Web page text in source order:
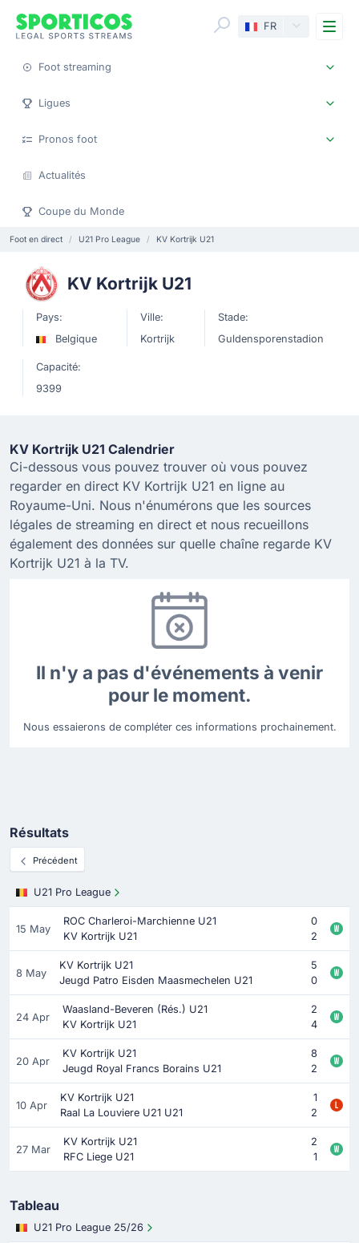
FR
Foot streaming
Ligues
Pronos foot
Actualités
Coupe du Monde
Foot en direct U21 Pro League KV Kortrijk U21
KV Kortrijk U21
Pays:
Belgique
Ville:
Kortrijk
Stade:
Guldensporenstadion
Capacité:
9399
KV Kortrijk U21 Calendrier
Ci-dessous vous pouvez trouver où vous pouvez
regarder en direct KV Kortrijk U21 en ligne au
Royaume-Uni. Nous n'énumérons que les sources
légales de streaming en direct et nous recueillons
également des données sur quelle chaîne regarde KV
Kortrijk U21 à la TV.
Il n'y a pas d'événements à venir
pour le moment.
Nous essaierons de compléter ces informations prochainement.
Résultats
Précédent
U21 Pro League
15 May
ROC Charleroi-Marchienne U21
0
KV Kortrijk U21
2
8 May
KV Kortrijk U21
5
Jeugd Patro Eisden Maasmechelen U21
0
24 Apr
Waasland-Beveren (Rés.) U21
2
KV Kortrijk U21
4
20 Apr
KV Kortrijk U21
8
Jeugd Royal Francs Borains U21
2
10 Apr
KV Kortrijk U21
1
Raal La Louviere U21 U21
2
27 Mar
KV Kortrijk U21
2
RFC Liege U21
1
Tableau
U21 Pro League 25/26